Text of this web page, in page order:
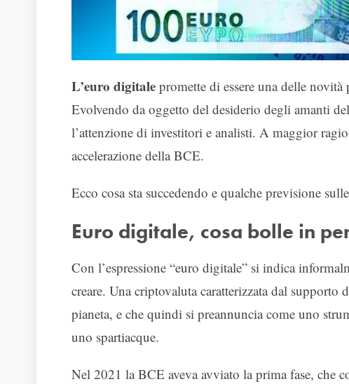
L’euro digitale promette di essere una delle
Evolvendo da oggetto del desiderio degli amanti
l’attenzione di investitori e analisti. A maggior
accelerazione della BCE.
Ecco cosa sta succedendo e qualche previsione
Euro digitale, cosa bolle in
Con l’espressione “euro digitale” si indica
creare. Una criptovaluta caratterizzata dal
pianeta, e che quindi si preannuncia come uno
uno spartiacque.
Nel 2021 la BCE aveva avviato la prima fase, che